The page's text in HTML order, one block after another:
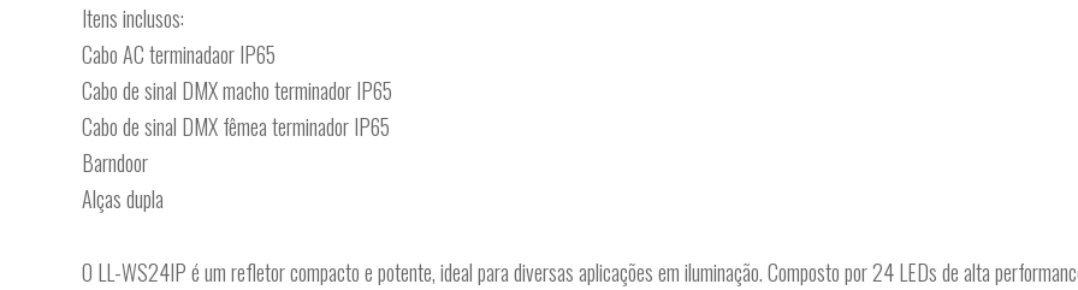
Itens inclusos:
Cabo AC terminadaor IP65
Cabo de sinal DMX macho terminador IP65
Cabo de sinal DMX fêmea terminador IP65
Barndoor
Alças dupla
O LL-WS24IP é um refletor compacto e potente, ideal para diversas aplicações em iluminação. Composto por 24 LEDs de alta